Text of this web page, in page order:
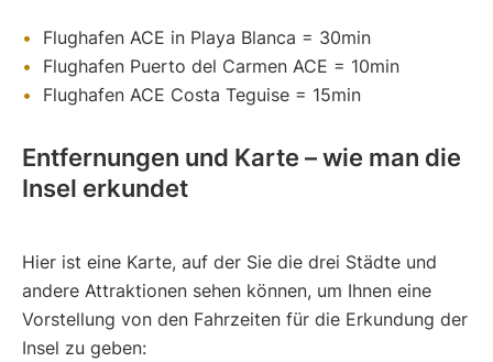
Flughafen ACE in Playa Blanca = 30min
Flughafen Puerto del Carmen ACE = 10min
Flughafen ACE Costa Teguise = 15min
Entfernungen und Karte – wie man die
Insel erkundet
Hier ist eine Karte, auf der Sie die drei Städte und
andere Attraktionen sehen können, um Ihnen eine
Vorstellung von den Fahrzeiten für die Erkundung der
Insel zu geben: